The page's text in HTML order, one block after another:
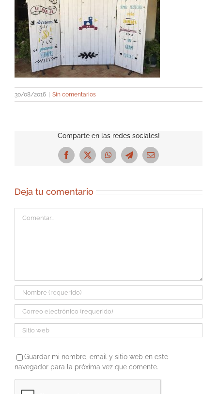
30/08/2016 Sin comentarios
Comparte en las redes sociales!
Facebook
X WhatsAppTelegramCorreo
Deja tu comentario
Guardar mi nombre, email y sitio web en este
navegador para la próxima vez que comente.